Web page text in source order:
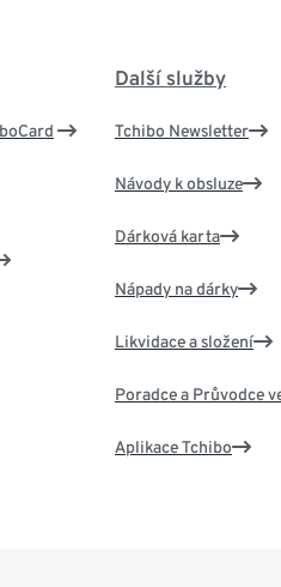
Další služby
Tchibo Newsletter
Návody k obsluze
Dárková karta
Nápady na dárky
Likvidace a složení
Poradce a Průvodce
Aplikace Tchibo